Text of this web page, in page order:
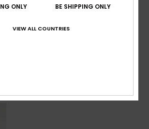
ONLY BE SHIPPING ONLY
VIEW ALL COUNTRIES